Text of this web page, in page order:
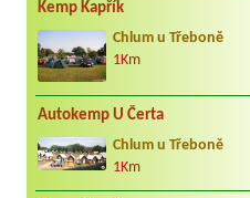
Kemp Kapřík
Chlum u Třeboně
1Km
Autokemp U Čerta
Chlum u Třeboně
1Km